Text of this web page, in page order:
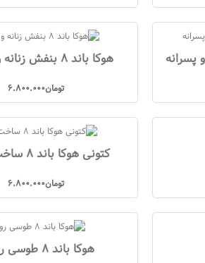
هوکا باند 8 بنفش زنانه و دخترانه
تومان6.800.000
کتونی هوکا باند 8 ساخت ویتنام
تومان6.800.000
هوکا باند 8 طوسی روشن